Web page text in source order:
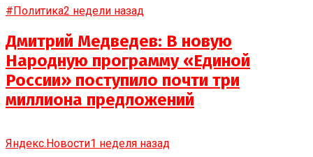
#Политика2 недели назад
Дмитрий Медведев: В новую
Народную программу «Единой
России» поступило почти три
миллиона предложений
Яндекс.Новости1 неделя назад